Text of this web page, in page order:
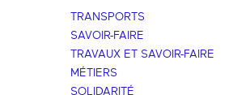
TRANSPORTS
SAVOIR-FAIRE
TRAVAUX ET SAVOIR-FAIRE
MÉTIERS
SOLIDARITÉ